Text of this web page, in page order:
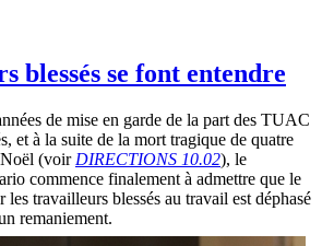
blessés se font entendre
de mise en garde de la part des TUAC
et à la suite de la mort tragique de quatre
(voir DIRECTIONS 10.02), le
commence finalement à admettre que le
travailleurs blessés au travail est déphasé
remaniement.